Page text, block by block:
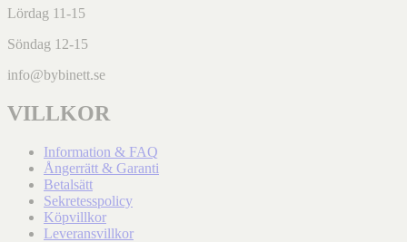
Lördag 11-15
Söndag 12-15
info@bybinett.se
VILLKOR
Information & FAQ
Ångerrätt & Garanti
Betalsätt
Sekretesspolicy
Köpvillkor
Leveransvillkor